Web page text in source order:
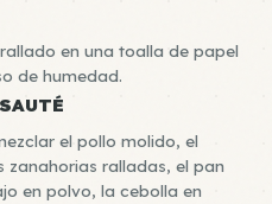
en una toalla de papel
de humedad.
el pollo molido, el
zanahorias ralladas, el pan
en polvo, la cebolla en